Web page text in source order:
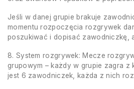
Jeśli w danej grupie brakuje
momentu rozpoczęcia rozgrywek
poszukiwać i dopisać zawodniczkę,
8. System rozgrywek: Mecze
grupowym – każdy w grupie zagra z
jest 6 zawodniczek, każda z nich